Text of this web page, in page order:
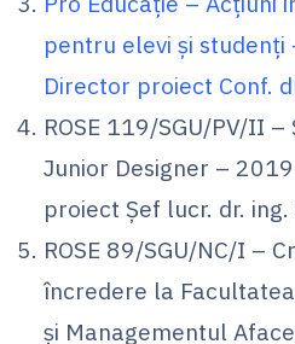
pentru elevi și studenți
Director proiect Conf.
ROSE 119/SGU/PV/II
Junior Designer –
proiect Șef lucr. dr.
ROSE 89/SGU/NC/I –
încredere la
și Managementul